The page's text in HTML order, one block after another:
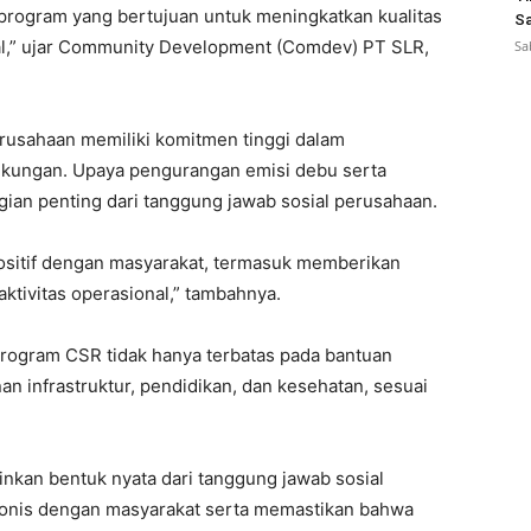
yang bertujuan untuk meningkatkan kualitas
ujar Community Development (Comdev) PT SLR,
memiliki komitmen tinggi dalam
Upaya pengurangan emisi debu serta
penting dari tanggung jawab sosial perusahaan.
dengan masyarakat, termasuk memberikan
operasional,” tambahnya.
CSR tidak hanya terbatas pada bantuan
infrastruktur, pendidikan, dan kesehatan, sesuai
bentuk nyata dari tanggung jawab sosial
dengan masyarakat serta memastikan bahwa